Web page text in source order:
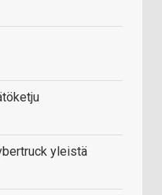
yleistä